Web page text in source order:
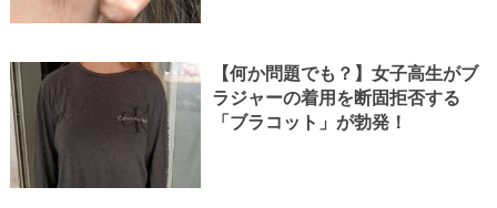
【何か問題でも？】女子高生がブ
ラジャーの着用を断固拒否する
「ブラコット」が勃発！